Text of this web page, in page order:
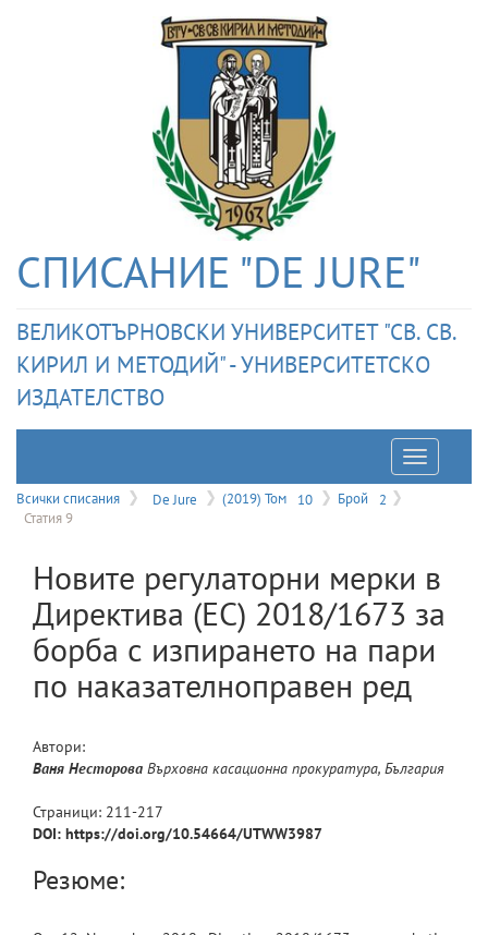
СПИСАНИЕ "DE JURE"
ВЕЛИКОТЪРНОВСКИ УНИВЕРСИТЕТ "СВ. СВ.
КИРИЛ И МЕТОДИЙ" - УНИВЕРСИТЕТСКО
ИЗДАТЕЛСТВО
Отваряне
на
Всички списания De Jure (2019) Том 10 Брой
2
Статия 9
Новите регулаторни мерки в
Директива (ЕС) 2018/1673 за
борба с изпирането на пари
по наказателноправен ред
Автори:
Ваня Несторова Върховна касационна прокуратура, България
Страници: 211-217
DOI: https://doi.org/10.54664/UTWW3987
Резюме: